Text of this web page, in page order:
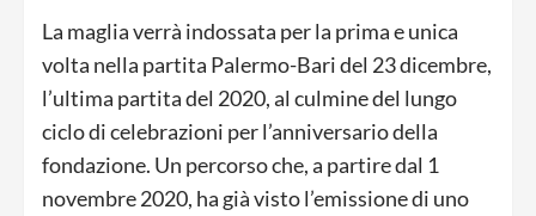
La maglia verrà indossata per la prima e unica
volta nella partita Palermo-Bari del 23 dicembre,
l’ultima partita del 2020, al culmine del lungo
ciclo di celebrazioni per l’anniversario della
fondazione. Un percorso che, a partire dal 1
novembre 2020, ha già visto l’emissione di uno